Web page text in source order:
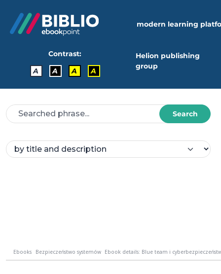
modern learning
Contrast:
A
A A A
Helion publishing
group
Search
Ebooks Bezpieczeństwo systemów Ebook details: Blue team i